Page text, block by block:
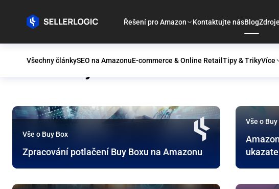
Řešení pro Amazon Kontaktujte násBlogZdroje
Všechny článkySEO na AmazonuE-commerce & Online RetailTipy & TrikyVíce
Vše o Buy Box
Vše o Buy Box
Zpracování potlačení Buy Boxu na Amazonu
Vše o Buy